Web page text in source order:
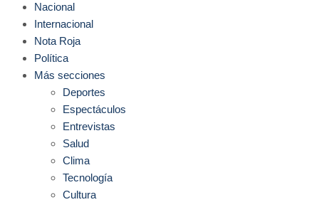
Nacional
Internacional
Nota Roja
Política
Más secciones
Deportes
Espectáculos
Entrevistas
Salud
Clima
Tecnología
Cultura